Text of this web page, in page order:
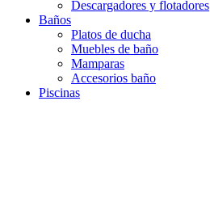
Descargadores y flotadores
Baños
Platos de ducha
Muebles de baño
Mamparas
Accesorios baño
Piscinas